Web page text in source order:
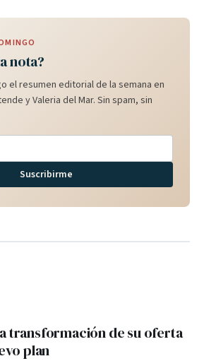
nota?
el resumen editorial de la semana en
y Valeria del Mar. Sin spam, sin
Suscribirme
transformación de su oferta
plan